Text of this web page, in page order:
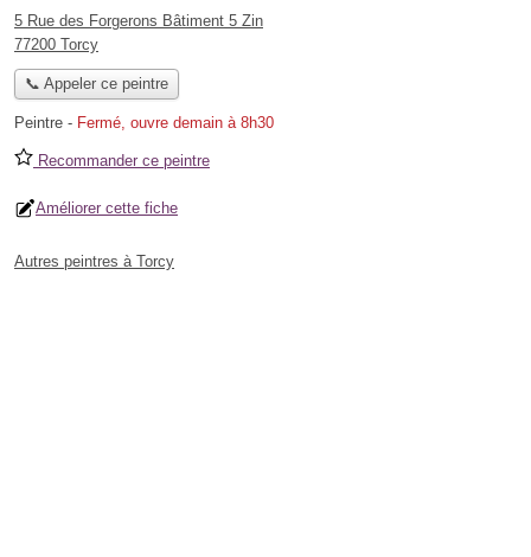
5 Rue des Forgerons Bâtiment 5 Zin
77200 Torcy
📞 Appeler ce peintre
Peintre - Fermé, ouvre demain à 8h30
Recommander ce peintre
Améliorer cette fiche
Autres peintres à Torcy